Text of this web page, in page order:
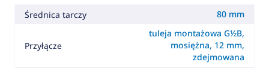
Średnica tarczy 80 mm
Przyłącze
tuleja montażowa G½B,
mosiężna, 12 mm,
zdejmowana